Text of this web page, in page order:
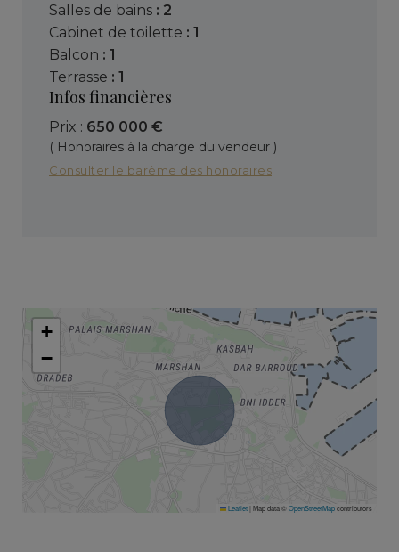
salles de bains : 2
cabinet de toilette : 1
balcon : 1
terrasse : 1
Infos financières
Prix : 650 000 €
( Honoraires à la charge du vendeur )
Consulter le barème des honoraires
+
−
Leaflet| Map data ©OpenStreetMapcontributors